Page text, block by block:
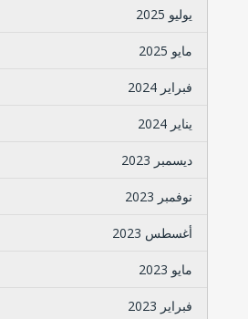
يوليو 2025
مايو 2025
فبراير 2024
يناير 2024
ديسمبر 2023
نوفمبر 2023
أغسطس 2023
مايو 2023
فبراير 2023